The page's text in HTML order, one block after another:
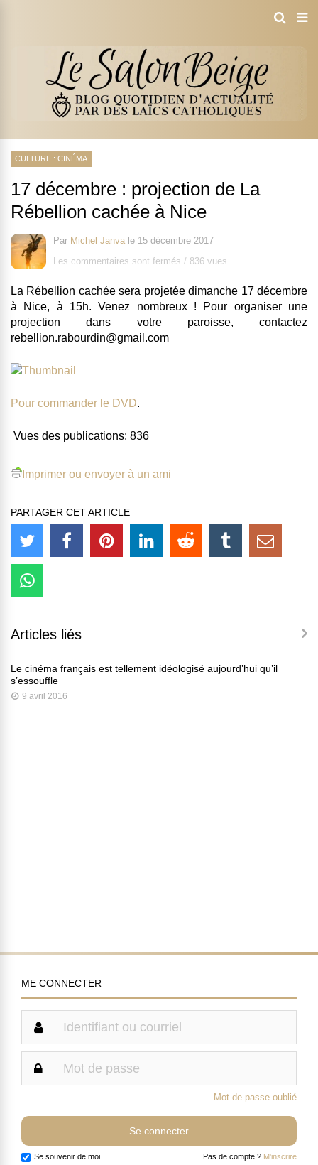
CULTURE : CINÉMA
17 décembre : projection de La
Rébellion cachée à Nice
Par Michel Janva le 15 décembre 2017
Les commentaires sont fermés / 836 vues
La Rébellion cachée sera projetée dimanche 17 décembre
à Nice, à 15h. Venez nombreux ! Pour organiser une
projection dans votre paroisse, contactez
rebellion.rabourdin@gmail.com
Pour commander le DVD.
Vues des publications: 836
Imprimer ou envoyer à un ami
PARTAGER CET ARTICLE
Articles liés
Le cinéma français est tellement idéologisé aujourd’hui qu’il
s’essouffle
9 avril 2016
ME CONNECTER
Mot de passe oublié
Se souvenir de moi Pas de compte ? M'inscrire